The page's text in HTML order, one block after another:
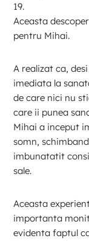
19.
Aceasta
pentru Mihai.
A realizat ca,
imediata la
de care nici nu
care ii punea
Mihai a inceput
somn,
imbunatatit
sale.
Aceasta
importanta
evidenta faptul